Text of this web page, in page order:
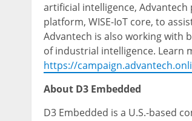
artificial intelligence,
platform, WISE-IoT core, to
Advantech is also working with
of industrial intelligence. Learn
https://
About D3 Embedded
D3 Embedded is a U.S.-based